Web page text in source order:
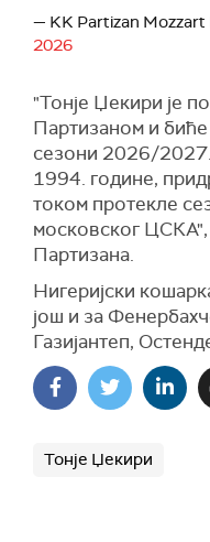
— KK Partizan Mozzart
2026
"Тонје Џекири је
Партизаном и
сезони 2026/
1994. године,
током протекле
московског ЦСКА",
Партизана.
Нигеријски
још и за
Газијантеп,
Тонје Џекири